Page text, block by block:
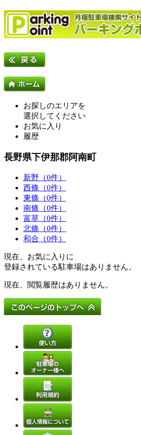
お探しのエリアを
選択してください
お気に入り
履歴
長野県下伊那郡阿南町
新野（0件）
西條（0件）
東條（0件）
南條（0件）
富草（0件）
北條（0件）
和合（0件）
現在、お気に入りに
登録されている駐車場はありません。
現在、閲覧履歴はありません。